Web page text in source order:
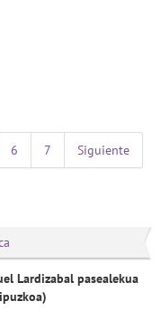
6 7 Siguiente
Lardizabal pasealekua